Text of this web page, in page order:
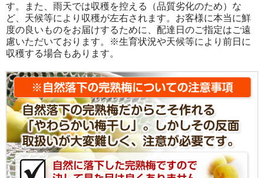
す。また、雨天では収穫を控える（品質劣化のため）な
ど、天候等により収穫が左右されます。お客様に本当に鮮
度の良いものをお届けするために、配達日のご指定はご遠
慮いただいております。※生育状況や天候等により前日に
収穫する場合もあります。